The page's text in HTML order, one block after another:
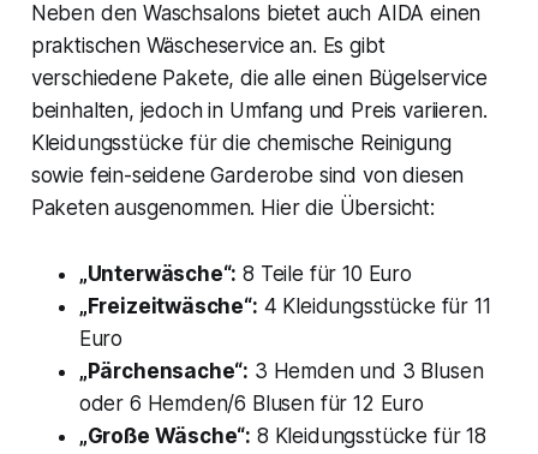
Neben den Waschsalons bietet auch AIDA einen
praktischen Wäscheservice an. Es gibt
verschiedene Pakete, die alle einen Bügelservice
beinhalten, jedoch in Umfang und Preis variieren.
Kleidungsstücke für die chemische Reinigung
sowie fein-seidene Garderobe sind von diesen
Paketen ausgenommen. Hier die Übersicht:
„Unterwäsche“: 8 Teile für 10 Euro
„Freizeitwäsche“: 4 Kleidungsstücke für 11
Euro
„Pärchensache“: 3 Hemden und 3 Blusen
oder 6 Hemden/6 Blusen für 12 Euro
„Große Wäsche“: 8 Kleidungsstücke für 18